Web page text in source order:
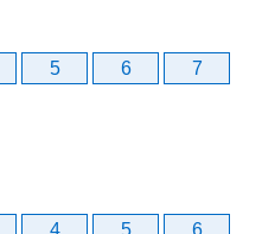
5 6 7
4 5 6